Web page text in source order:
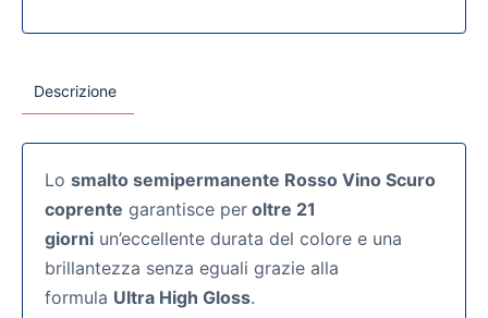
Descrizione
Lo smalto semipermanente Rosso Vino Scuro
coprente garantisce per oltre 21
giorni un’eccellente durata del colore e una
brillantezza senza eguali grazie alla
formula Ultra High Gloss.